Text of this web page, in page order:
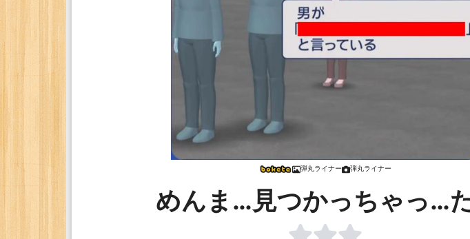
弾丸ライナー 弾丸ライナー
めんま…見つかっちゃっ…